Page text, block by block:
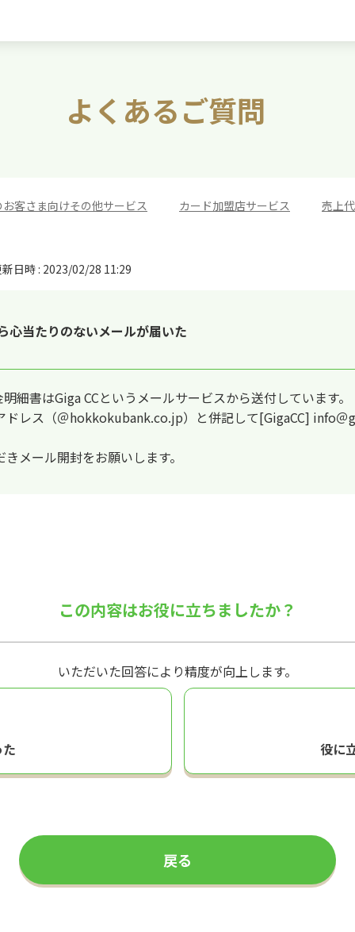
よくあるご質問
客さま向けその他サービス カード加盟店サービス 売上
日時 : 2023/02/28 11:29
当たりのないメールが届いた
細書はGiga CCというメールサービスから送付しています。
ドレス（＠hokkokubank.co.jp）と併記して[GigaCC] info＠
メール開封をお願いします。
この内容はお役に立ちましたか？
いただいた回答により精度が向上します。
役に
戻る